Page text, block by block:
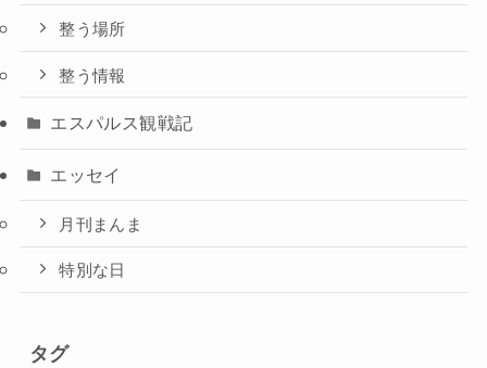
整う場所
整う情報
エスパルス観戦記
エッセイ
月刊まんま
特別な日
タグ